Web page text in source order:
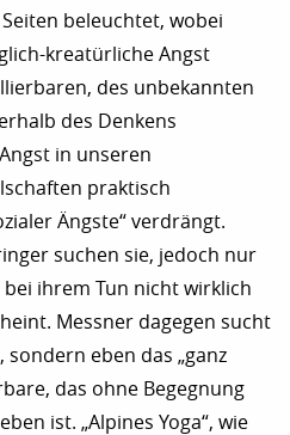
beleuchtet, wobei
kreatürliche Angst
des unbekannten
des Denkens
in unseren
praktisch
Ängste“ verdrängt.
suchen sie, jedoch nur
bei ihrem Tun nicht wirklich
Messner dagegen sucht
eben das „ganz
das ohne Begegnung
ist. „Alpines Yoga“, wie